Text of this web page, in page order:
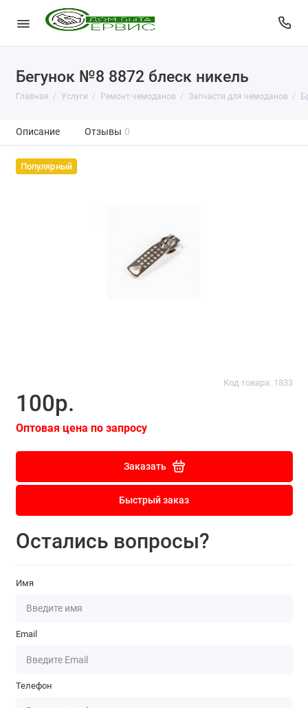
Бегунок №8 8872 блеск никель
Главная Услуги Ремонт чемоданов Запчасти для чемоданов
Описание Отзывы 0
Популярный
Код товара: 1833
100р.
Оптовая цена по запросу
Заказать
Быстрый заказ
Остались вопросы?
Имя
Email
Телефон